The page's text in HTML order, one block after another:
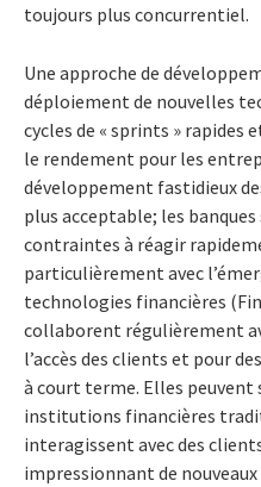
toujours plus concurrentiel.
Une approche de
déploiement de nouvelles
cycles de « sprints » rapides
le rendement pour les
développement fastidieux
plus acceptable; les
contraintes à réagir
particulièrement avec
technologies financières
collaborent régulièrement
l’accès des clients et pour
à court terme. Elles
institutions financières
interagissent avec des
impressionnant de